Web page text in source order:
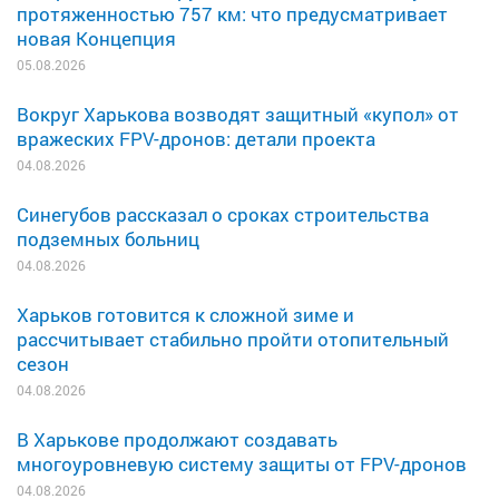
протяженностью 757 км: что предусматривает
новая Концепция
05.08.2026
Вокруг Харькова возводят защитный «купол» от
вражеских FPV-дронов: детали проекта
04.08.2026
Синегубов рассказал о сроках строительства
подземных больниц
04.08.2026
Харьков готовится к сложной зиме и
рассчитывает стабильно пройти отопительный
сезон
04.08.2026
В Харькове продолжают создавать
многоуровневую систему защиты от FPV-дронов
04.08.2026